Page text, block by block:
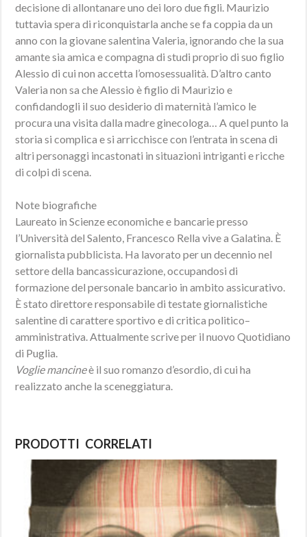
decisione di allontanare uno dei loro due figli. Maurizio
tuttavia spera di riconquistarla anche se fa coppia da un
anno con la giovane salentina Valeria, ignorando che la sua
amante sia amica e compagna di studi proprio di suo figlio
Alessio di cui non accetta l’omosessualità. D’altro canto
Valeria non sa che Alessio è figlio di Maurizio e
confidandogli il suo desiderio di maternità l’amico le
procura una visita dalla madre ginecologa… A quel punto la
storia si complica e si arricchisce con l’entrata in scena di
altri personaggi incastonati in situazioni intriganti e ricche
di colpi di scena.
Note biografiche
Laureato in Scienze economiche e bancarie presso
l’Università del Salento, Francesco Rella vive a Galatina. È
giornalista pubblicista. Ha lavorato per un decennio nel
settore della bancassicurazione, occupandosi di
formazione del personale bancario in ambito assicurativo.
È stato direttore responsabile di testate giornalistiche
salentine di carattere sportivo e di critica politico–
amministrativa. Attualmente scrive per il nuovo Quotidiano
di Puglia.
Voglie mancineè il suo romanzo d’esordio, di cui ha
realizzato anche la sceneggiatura.
PRODOTTI CORRELATI